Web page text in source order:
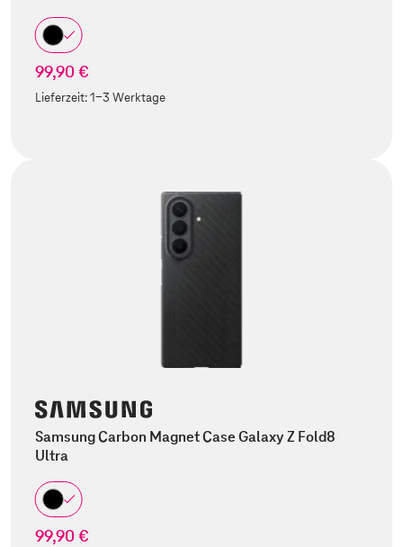
99,90 €
Lieferzeit:1-3 Werktage
Samsung Carbon Magnet Case Galaxy Z Fold8
Ultra
99,90 €